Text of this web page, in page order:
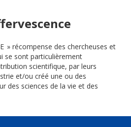
» récompense des chercheuses et
se sont particulièrement
scientifique, par leurs
et/ou créé une ou des
des sciences de la vie et des